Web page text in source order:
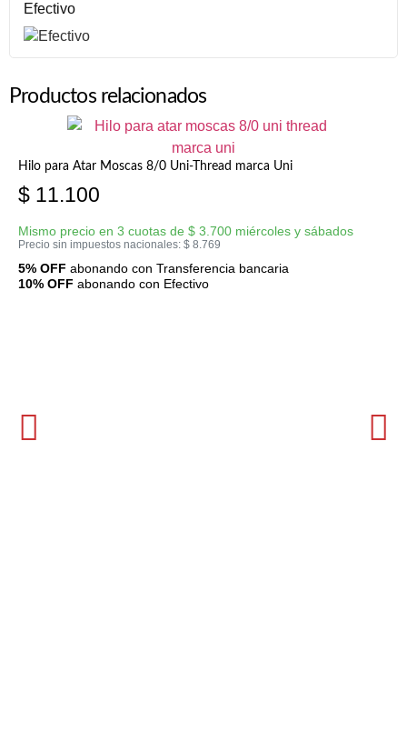
Efectivo
Productos relacionados
Hilo para Atar Moscas 8/0 Uni-Thread marca Uni
$ 11.100
Mismo precio en 3 cuotas de $ 3.700 miércoles y sábados
Precio sin impuestos nacionales: $ 8.769
5% OFF abonando con Transferencia bancaria
10% OFF abonando con Efectivo